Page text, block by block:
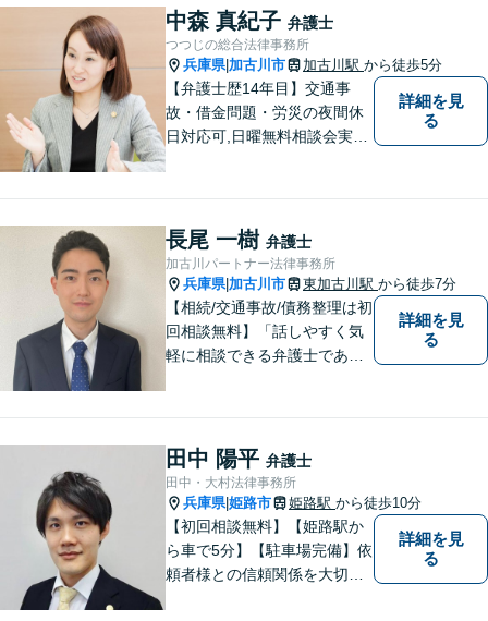
する知識を研鑽して参りまし
た。依頼者様の立場に立って
親身に対応いたしますので、
ご相談ください。
中森 真紀子 弁護士
つつじの総合法律事務所
兵庫県|加古川市 加古川駅 から徒歩5分
【弁護士歴14年目】交通事
故・借金問題・労災の夜間休
日対応可,日曜無料相談会実施
詳細を見
る
長尾 一樹 弁護士
加古川パートナー法律事務所
兵庫県|加古川市 東加古川駅 から徒歩7分
【相続/交通事故/債務整理は初
回相談無料】「話しやすく気
軽に相談できる弁護士である
歩7分】
詳細を見
る
田中 陽平 弁護士
田中・大村法律事務所
兵庫県|姫路市 姫路駅 から徒歩10分
【初回相談無料】【姫路駅か
ら車で5分】【駐車場完備】依
頼者様との信頼関係を大切
詳細を見
る